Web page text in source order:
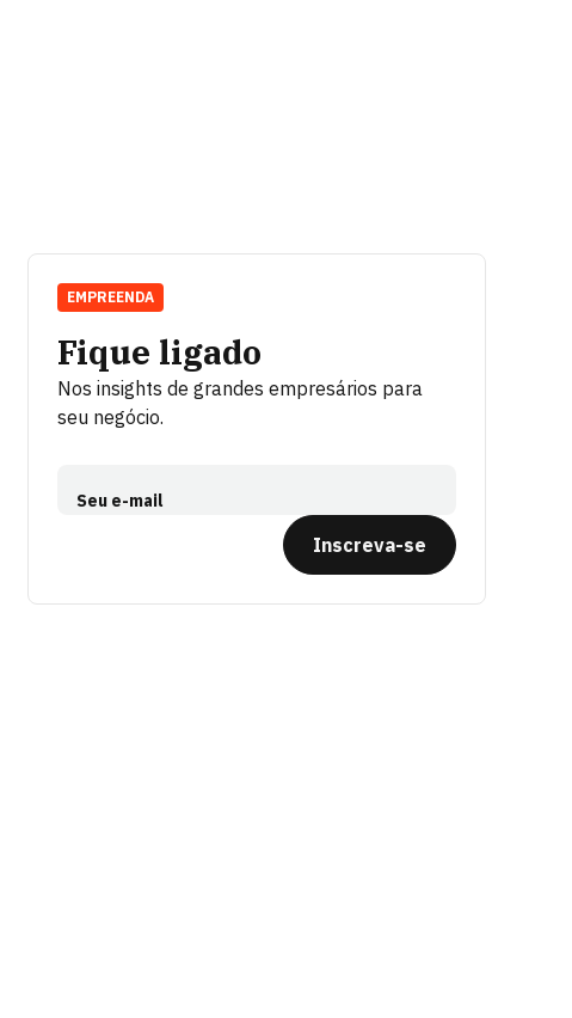
Fique ligado
Nos insights de grandes empresários para
seu negócio.
Seu e-mail
Inscreva-se
EMPREENDA